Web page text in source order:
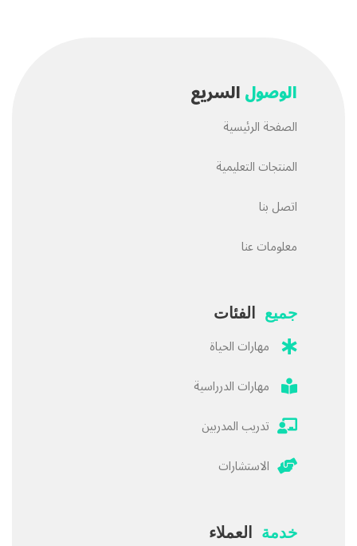
الوصولالسريع
الصفحة الرئيسية
المنتجات التعليمية
اتصل بنا
معلومات عنا
جميع الفئات
مهارات الحياة
مهارات الدرراسية
تدريب المدربين
الاستشارات
خدمة العملاء